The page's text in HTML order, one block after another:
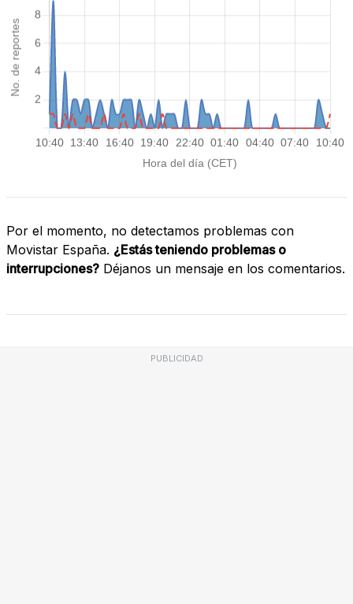
Por el momento, no detectamos problemas con
Movistar España. ¿Estás teniendo problemas o
interrupciones? Déjanos un mensaje en los comentarios.
PUBLICIDAD